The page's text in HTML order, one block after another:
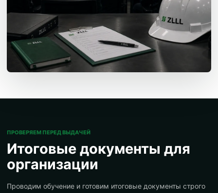
ПРОВЕРЯЕМ ПЕРЕД ВЫДАЧЕЙ
Итоговые документы для
организации
Проводим обучение и готовим итоговые документы строго